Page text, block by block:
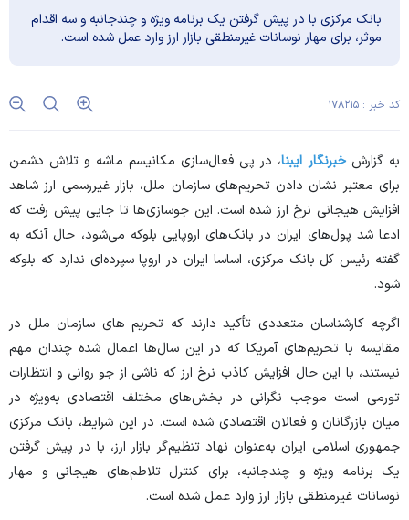
بانک مرکزی با در پیش گرفتن یک برنامه ویژه و چندجانبه و سه اقدام
موثر، برای مهار نوسانات غیرمنطقی بازار ارز وارد عمل شده است.
کد خبر : ۱۷۸۲۱۵
به گزارشخبرنگار ایبنا، در پی فعال‌سازی مکانیسم ماشه و تلاش دشمن
برای معتبر نشان دادن تحریم‌های سازمان ملل، بازار غیررسمی ارز شاهد
افزایش هیجانی نرخ ارز شده است. این جوسازی‌ها تا جایی پیش رفت که
ادعا شد پول‌های ایران در بانک‌های اروپایی بلوکه می‌شود، حال آنکه به
گفته رئیس کل بانک مرکزی، اساسا ایران در اروپا سپرده‌ای ندارد که بلوکه
شود.
اگرچه کارشناسان متعددی تأکید دارند که تحریم های سازمان ملل در
مقایسه با تحریم‌های آمریکا که در این سال‌ها اعمال شده چندان مهم
نیستند، با این حال افزایش کاذب نرخ ارز که ناشی از جو روانی و انتظارات
تورمی است موجب نگرانی در بخش‌های مختلف اقتصادی به‌ویژه در
میان بازرگانان و فعالان اقتصادی شده است. در این شرایط، بانک مرکزی
جمهوری اسلامی ایران به‌عنوان نهاد تنظیم‌گر بازار ارز، با در پیش گرفتن
یک برنامه ویژه و چندجانبه، برای کنترل تلاطم‌های هیجانی و مهار
نوسانات غیرمنطقی بازار ارز وارد عمل شده است.